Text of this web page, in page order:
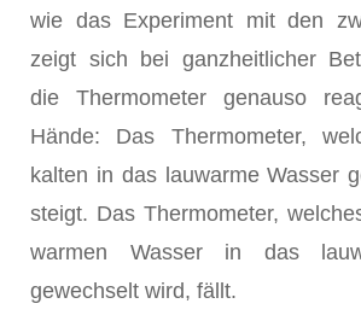
wie das Experiment mit den
zeigt sich bei ganzheitlicher
die Thermometer genauso
Hände: Das Thermometer,
kalten in das lauwarme Wasser
steigt. Das Thermometer,
warmen Wasser in das
gewechselt wird, fällt.